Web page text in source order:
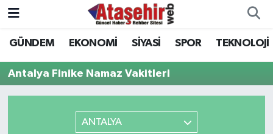
GÜNDEM EKONOMİ SİYASİ SPOR TEKNOLOJİ
Antalya Finike Namaz Vakitleri
ANTALYA
Hava Durumu
Trafik Durumu